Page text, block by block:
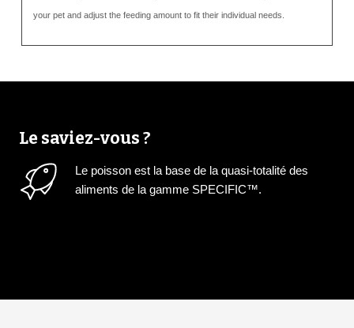
your pet and adjust the feeding amount to fit their individual needs.
Le saviez-vous ?
Le poisson est la base de la quasi-totalité des
aliments de la gamme SPECIFIC™.